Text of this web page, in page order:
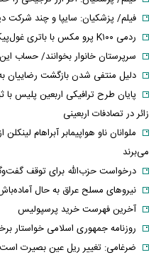
فیلم/ پزشکیان: سایپا و چند شرکت
ردمی K۱۰۰ پرو مکس با باتری غول‌پیکر و شارژ بی‌سیم روانه بازار می‌شود
سرپرستان خانوار بخوانند/ حساب این افراد ۴ میلیون
دلیل منتفی شدن بازگشت رضاییان
زائر در تصادفات اربعینی
ملوانان ناو هواپیمابر آبراهام
می‌برند
درخواست حزب‌الله برای توقف
نیروهای مسلح عراق به حال
آخرین فهرست خرید پرسپولیس
روزنامه جمهوری اسلامی خواستار
ضرغامی: تغییر ریل عین بصیرت